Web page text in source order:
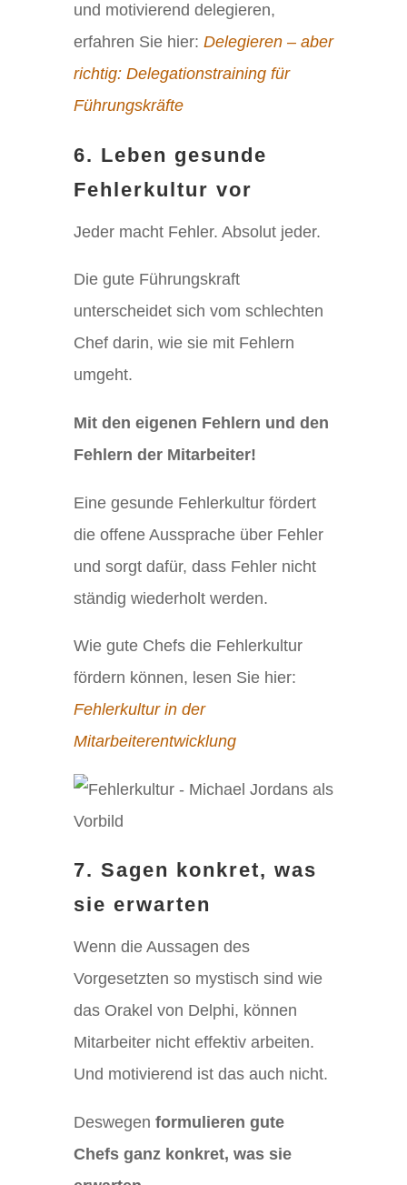
und motivierend delegieren,
erfahren Sie hier: Delegieren – aber
richtig: Delegationstraining für
Führungskräfte
6. Leben gesunde
Fehlerkultur vor
Jeder macht Fehler. Absolut jeder.
Die gute Führungskraft
unterscheidet sich vom schlechten
Chef darin, wie sie mit Fehlern
umgeht.
Mit den eigenen Fehlern und den
Fehlern der Mitarbeiter!
Eine gesunde Fehlerkultur fördert
die offene Aussprache über Fehler
und sorgt dafür, dass Fehler nicht
ständig wiederholt werden.
Wie gute Chefs die Fehlerkultur
fördern können, lesen Sie hier:
Fehlerkultur in der
Mitarbeiterentwicklung
7. Sagen konkret, was
sie erwarten
Wenn die Aussagen des
Vorgesetzten so mystisch sind wie
das Orakel von Delphi, können
Mitarbeiter nicht effektiv arbeiten.
Und motivierend ist das auch nicht.
Deswegen formulieren gute
Chefs ganz konkret, was sie